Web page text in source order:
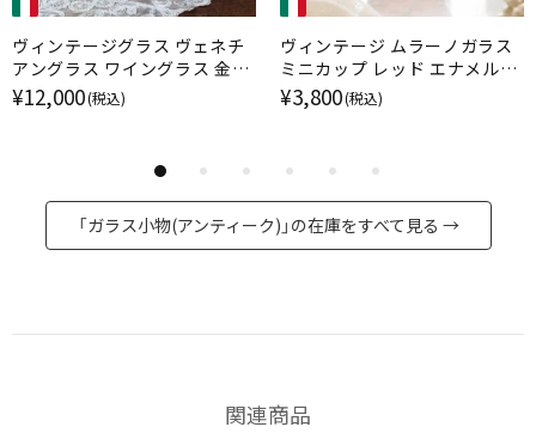
ヴィンテージグラス ヴェネチ
アングラス ワイングラス 金彩
エナメル彩 ムラーノガラス ブ
ルー イタリア
¥12,000(税込)
ヴィンテージ ムラーノガラス
ミニカップ レッド エナメル金
彩 イタリア
¥3,800(税込)
「ガラス小物(アンティーク)」の在庫をすべて見る →
関連商品